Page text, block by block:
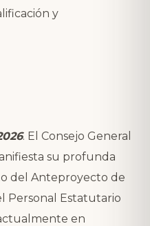
y
. El Consejo General
su profunda
del Anteproyecto de
Personal Estatutario
en